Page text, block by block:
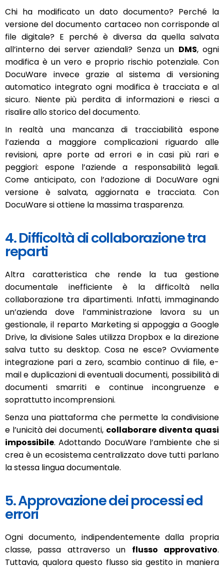
Chi ha modificato un dato documento? Perché la
versione del documento cartaceo non corrisponde al
file digitale? E perché è diversa da quella salvata
all’interno dei server aziendali? Senza un DMS, ogni
modifica è un vero e proprio rischio potenziale. Con
DocuWare invece grazie al sistema di versioning
automatico integrato ogni modifica è tracciata e al
sicuro. Niente più perdita di informazioni e riesci a
risalire allo storico del documento.
In realtà una mancanza di tracciabilità espone
l’azienda a maggiore complicazioni riguardo alle
revisioni, apre porte ad errori e in casi più rari e
peggiori: espone l’aziende a responsabilità legali.
Come anticipato, con l’adozione di DocuWare ogni
versione è salvata, aggiornata e tracciata. Con
DocuWare si ottiene la massima trasparenza.
4. Difficoltà di collaborazione tra
reparti
Altra caratteristica che rende la tua gestione
documentale inefficiente è la difficoltà nella
collaborazione tra dipartimenti. Infatti, immaginando
un’azienda dove l’amministrazione lavora su un
gestionale, il reparto Marketing si appoggia a Google
Drive, la divisione Sales utilizza Dropbox e la direzione
salva tutto su desktop. Cosa ne esce? Ovviamente
integrazione pari a zero, scambio continuo di file, e-
mail e duplicazioni di eventuali documenti, possibilità di
documenti smarriti e continue incongruenze e
soprattutto incomprensioni.
Senza una piattaforma che permette la condivisione
e l’unicità dei documenti, collaborare diventa quasi
impossibile. Adottando DocuWare l’ambiente che si
crea è un ecosistema centralizzato dove tutti parlano
la stessa lingua documentale.
5. Approvazione dei processi ed
errori
Ogni documento, indipendentemente dalla propria
classe, passa attraverso un flusso approvativo.
Tuttavia, qualora questo flusso sia gestito in maniera